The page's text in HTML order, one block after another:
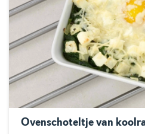
Ovenschoteltje van